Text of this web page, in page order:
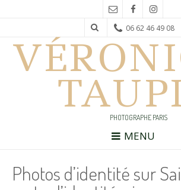
06 62 46 49 08
PHOTOGRAPHE PARIS
MENU
Photos d’identité sur